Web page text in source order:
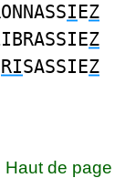
IEZ
Z
RISASSIEZ
Haut de page